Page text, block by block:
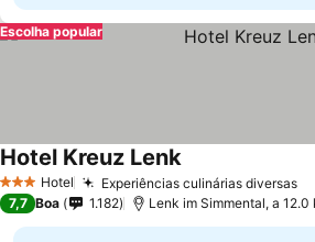
Escolha popular
3 EstrelasHotel Experiências culinárias diversas
Hotel Kreuz LenkVer preços
7,7 Boa 1.182 Lenk im Simmental, a 12.0